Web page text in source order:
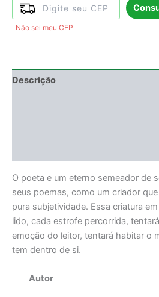
Não sei meu CEP
Descrição
O poeta e um eterno semeador de
seus poemas, como um criador
pura subjetividade. Essa criatura
lido, cada estrofe percorrida,
emoção do leitor, tentará habitar o
tem dentro de si.
Autor